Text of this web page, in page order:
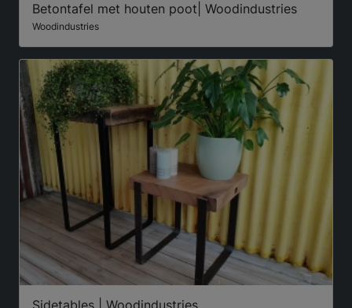
Betontafel met houten poot| Woodindustries
Woodindustries
Sidetables | Woodindustries